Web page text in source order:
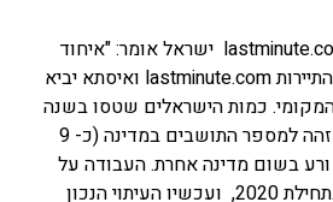
דארן רוזובסקי, מנכ"ל lastminute.co.il ישראל אומר: "איחוד
הכוחות בין שתי ענקיות התיירות lastminute.com ואיסתא יביא
כמות הישראלים שטסו בשנה
של טרום הקורונה היתה זהה למספר התושבים במדינה (כ- 9
ורע בשום מדינה אחרת. העבודה על
המיזם המשותף החלה בתחילת 2020, ועכשיו העיתוי הנכון